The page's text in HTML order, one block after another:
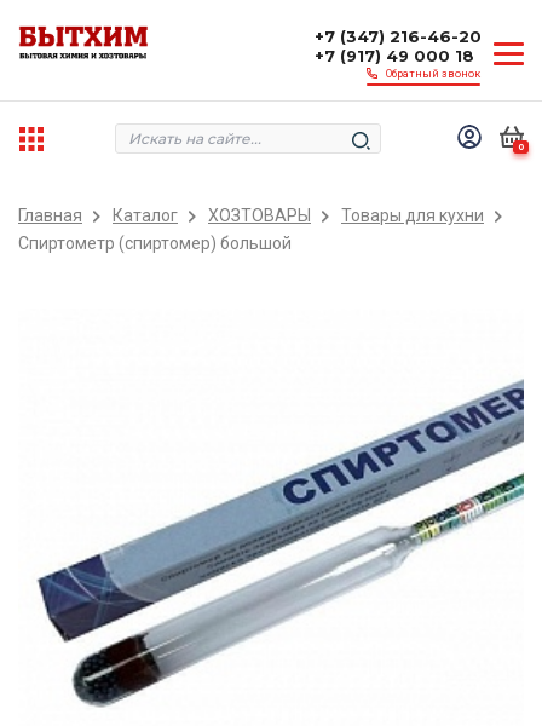
+7 (347) 216-46-20
+7 (917) 49 000 18
Обратный звонок
0
Главная Каталог ХОЗТОВАРЫ
Товары для кухни
Спиртометр (спиртомер) большой